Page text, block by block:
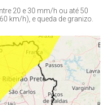
20 e 30 mm/h ou até 50
km/h), e queda de granizo.